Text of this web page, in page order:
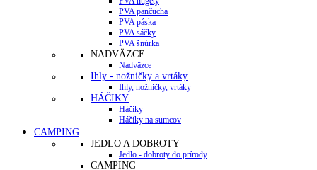
PVA pančucha
PVA páska
PVA sáčky
PVA šnúrka
NADVÄZCE
Nadväzce
Ihly - nožničky a vrtáky
Ihly, nožničky, vrtáky
HÁČIKY
Háčiky
Háčiky na sumcov
CAMPING
JEDLO A DOBROTY
Jedlo - dobroty do prírody
CAMPING